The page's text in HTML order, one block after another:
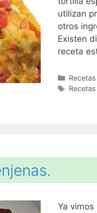
utilizan
otros
Existen
receta
Ya